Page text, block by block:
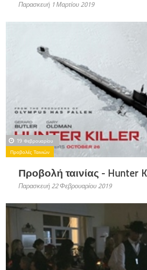
Παρασκευή 1 Μαρτίου 2019
19 Φεβρουαρίου
Προβολές Ταινιών
Προβολή ταινίας - Hunter
Παρασκευή 22 Φεβρουαρίου 2019